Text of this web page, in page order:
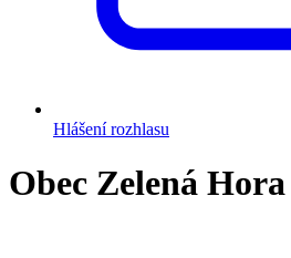
Hlášení rozhlasu
Obec Zelená Hora